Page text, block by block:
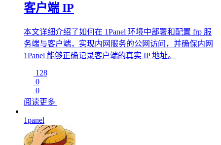
客户端 IP
本文详细介绍了如何在 1Panel 环境中部署和配置 frp 服
务端与客户端，实现内网服务的公网访问，并确保内网
1Panel 能够正确记录客户端的真实 IP 地址。
128
0
0
阅读更多
1panel